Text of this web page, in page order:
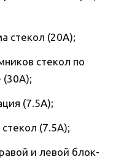
стекол (20А);
стекол по
(30А);
(7.5А);
(7.5А);
и левой блок-